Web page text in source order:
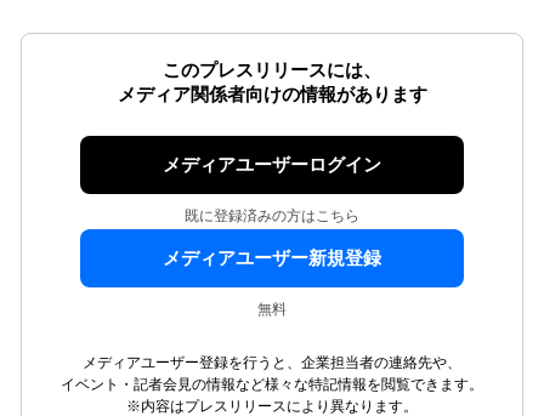
このプレスリリースには、
メディア関係者向けの情報があります
メディアユーザーログイン
既に登録済みの方はこちら
メディアユーザー新規登録
無料
メディアユーザー登録を行うと、企業担当者の連絡先や、
イベント・記者会見の情報など様々な特記情報を閲覧できます。
※内容はプレスリリースにより異なります。